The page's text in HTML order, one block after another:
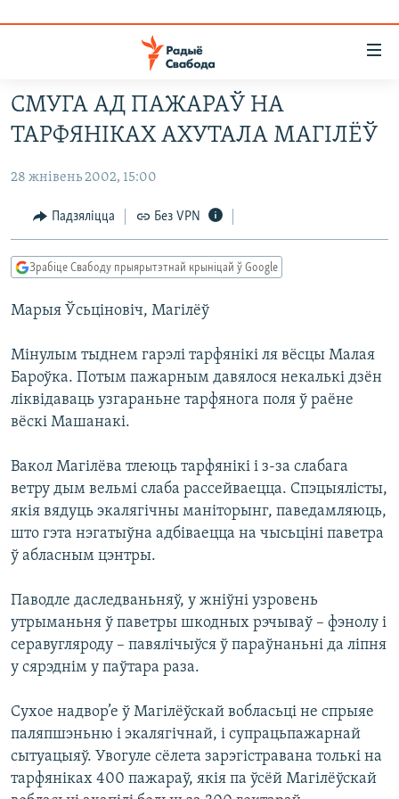
ўнівэрсальнага
доступу
Перайсьці
да
галоўнага
Перайсьці
да
галоўнай
навігацыі
Перайсьці
пошуку
ВІДЭА І ФОТА
ЛЮДЗІ
ЭКАНОМІКА
ВАЙНА
ПАЛІТВЯЗЬНІ
КУЛЬТУРА
ТЭСТЫ
БЛОГІ
ПАДКАСТЫ
КНІГІ
PREMIUM
МОВА
СУВЯЗЬ
АБЫСЬЦІ БЛЯКАВАНЬНЕ
ПАДПІСАЦЦА
ПАДКАСТЫ
FACEBOOK
САЧЫЦЕ ЗА АБНАЎЛЕНЬНЯМІ
Усе сайты РС/РСЭ
СМУГА АД ПАЖАРАЎ НА
ТАРФЯНІКАХ АХУТАЛА МАГІЛЁЎ
28 жнівень 2002, 15:00
Падзяліцца Без VPN
Зрабіце Свабоду прыярытэтнай крыніцай ў Google
Марыя Ўсьціновіч, Магілёў
Мінулым тыднем гарэлі тарфянікі ля вёсцы Малая
Бароўка. Потым пажарным давялося некалькі дзён
ліквідаваць узгараньне тарфянога поля ў раёне
вёскі Машанакі.
Вакол Магілёва тлеюць тарфянікі і з-за слабага
ветру дым вельмі слаба рассейваецца. Спэцыялісты,
якія вядуць экалягічны маніторынг, паведамляюць,
што гэта нэгатыўна адбіваецца на чысьціні паветра
ў абласным цэнтры.
Паводле даследваньняў, у жніўні узровень
утрыманьня ў паветры шкодных рэчываў – фэнолу і
серавугляроду – павялічыўся ў параўнаньні да ліпня
у сярэднім у паўтара раза.
Сухое надвор’е ў Магілёўскай вобласьці не спрыяе
паляпшэньню і экалягічнай, і супрацьпажарнай
сытуацыяў. Увогуле сёлета зарэгістравана толькі на
тарфяніках 400 пажараў, якія па ўсёй Магілёўскай